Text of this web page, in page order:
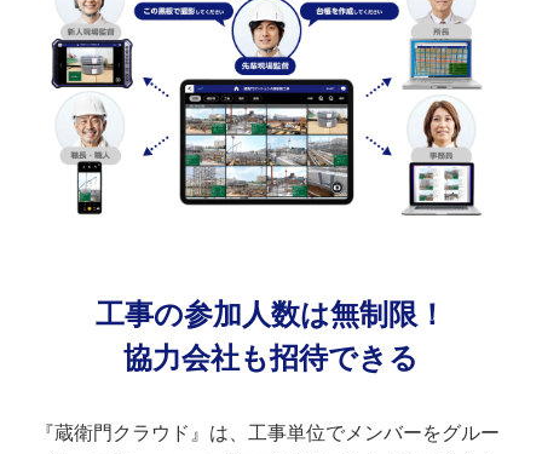
工事の参加人数は無制限！
協力会社も招待できる
『蔵衛門クラウド』は、工事単位でメンバーをグルー